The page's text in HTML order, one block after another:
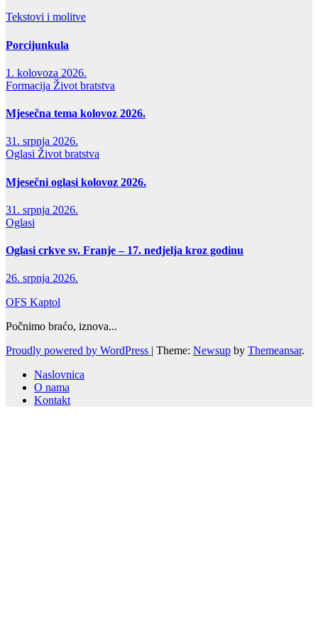
Tekstovi i molitve
Porcijunkula
1. kolovoza 2026.
Formacija Život bratstva
Mjesečna tema kolovoz 2026.
31. srpnja 2026.
Oglasi Život bratstva
Mjesečni oglasi kolovoz 2026.
31. srpnja 2026.
Oglasi
Oglasi crkve sv. Franje – 17. nedjelja kroz godinu
26. srpnja 2026.
OFS Kaptol
Počnimo braćo, iznova...
Proudly powered by WordPress | Theme: Newsup by Themeansar.
Naslovnica
O nama
Kontakt